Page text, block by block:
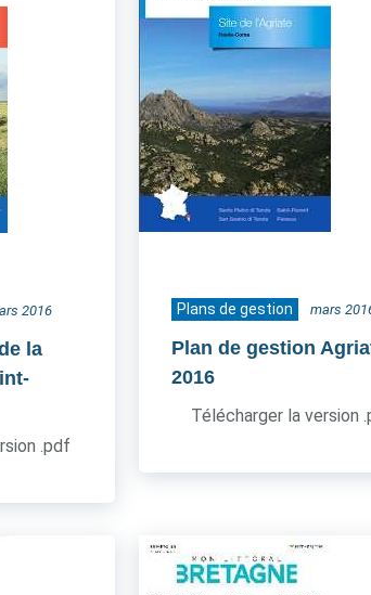
2016
la
.pdf
Plans de gestion mars
Plan de gestion
2016
Télécharger la version